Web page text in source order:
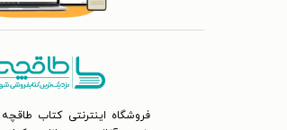
فروشگاه اینترنتی کتاب